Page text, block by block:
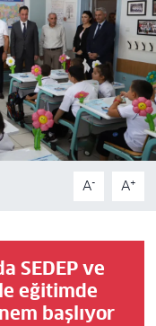
A- A+
SEDEP ve
eğitimde
başlıyor